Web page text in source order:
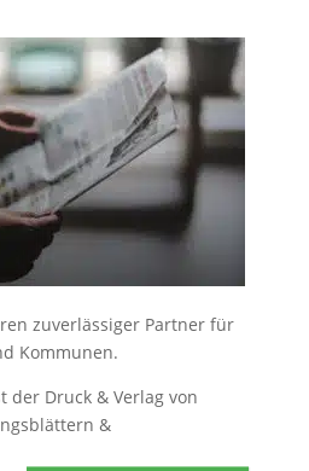
zuverlässiger Partner für
Kommunen.
der Druck & Verlag von
&